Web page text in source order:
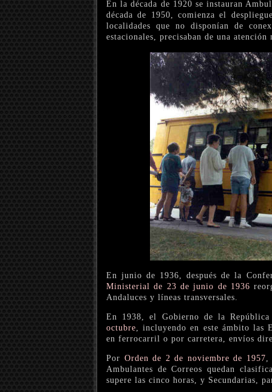
En la década de 1920 se instauran
década de 1950, comienza el
localidades que no disponían de
estacionales, precisaban de una atención
En junio de 1936, después de la
Ministerial de 23 de junio de 1936
Andaluces y líneas transversales.
En 1938, el Gobierno de la
octubre, incluyendo en este ámbito las
en ferrocarril o por carretera, envíos
Por Orden de 2 de noviembre de 1957,
Ambulantes de Correos quedan
supere las cinco horas, y Secundarias,